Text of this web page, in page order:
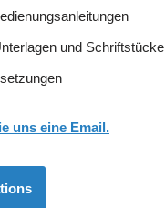
und Schriftstücke
uns eine Email.